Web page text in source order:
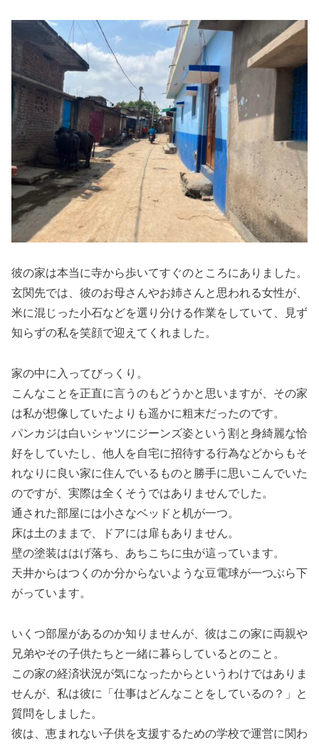
彼の家は本当に寺から歩いてすぐのところにありました。
玄関先では、彼のお母さんやお姉さんと思われる女性が、
米に混じった小石などを選り分ける作業をしていて、見ず
知らずの私を笑顔で迎えてくれました。
家の中に入ってびっくり。
こんなことを正直に言うのもどうかと思いますが、その家
は私が想像していたよりも遥かに粗末だったのです。
パンカジは白いシャツにジーンズ姿という割と身綺麗な恰
好をしていたし、他人を自宅に招待する行為などからもそ
れなりに良い家に住んでいるものと勝手に思いこんでいた
のですが、実際は全くそうではありませんでした。
通された部屋には小さなベッドと机が一つ。
床は土のままで、ドアには扉もありません。
壁の塗装ははげ落ち、あちこちに虫が這っています。
天井からはつくのか分からないような豆電球が一つぶら下
がっています。
いくつ部屋があるのか知りませんが、彼はこの家に両親や
兄弟やその子供たちと一緒に暮らしているとのこと。
この家の経済状況が気になったからというわけではありま
せんが、私は彼に「仕事はどんなことをしているの？」と
質問をしました。
彼は、恵まれない子供を支援するための学校で運営に関わ